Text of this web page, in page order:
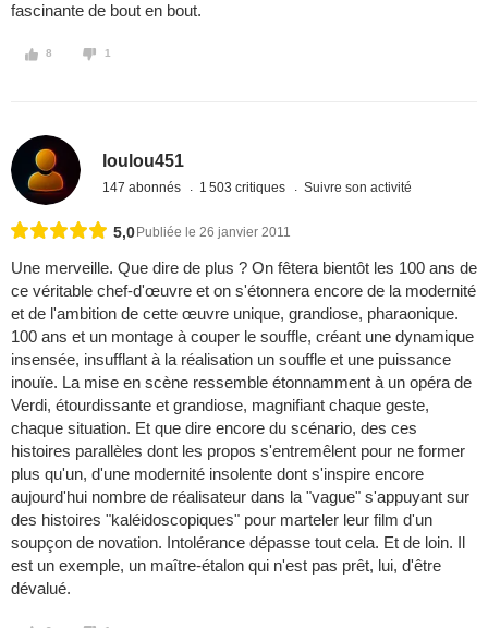
fascinante de bout en bout.
8 1
loulou451
147 abonnés 1 503 critiques Suivre son activité
5,0 Publiée le 26 janvier 2011
Une merveille. Que dire de plus ? On fêtera bientôt les 100 ans de
ce véritable chef-d'œuvre et on s'étonnera encore de la modernité
et de l'ambition de cette œuvre unique, grandiose, pharaonique.
100 ans et un montage à couper le souffle, créant une dynamique
insensée, insufflant à la réalisation un souffle et une puissance
inouïe. La mise en scène ressemble étonnamment à un opéra de
Verdi, étourdissante et grandiose, magnifiant chaque geste,
chaque situation. Et que dire encore du scénario, des ces
histoires parallèles dont les propos s'entremêlent pour ne former
plus qu'un, d'une modernité insolente dont s'inspire encore
aujourd'hui nombre de réalisateur dans la "vague" s'appuyant sur
des histoires "kaléidoscopiques" pour marteler leur film d'un
soupçon de novation. Intolérance dépasse tout cela. Et de loin. Il
est un exemple, un maître-étalon qui n'est pas prêt, lui, d'être
dévalué.